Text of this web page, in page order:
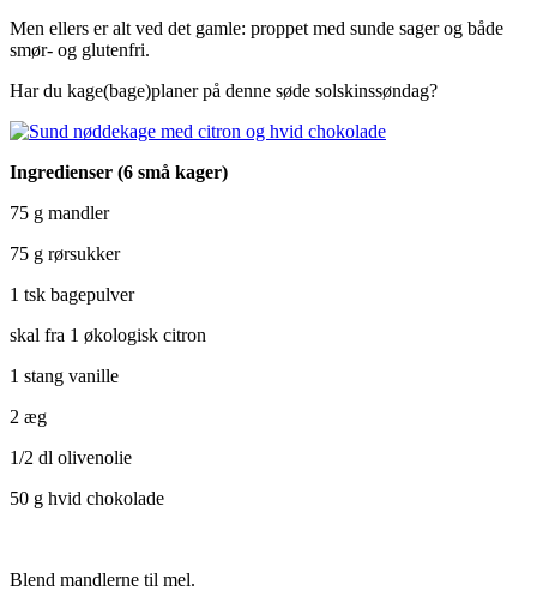
Men ellers er alt ved det gamle: proppet med sunde sager og både
smør- og glutenfri.
Har du kage(bage)planer på denne søde solskinssøndag?
Ingredienser (6 små kager)
75 g mandler
75 g rørsukker
1 tsk bagepulver
skal fra 1 økologisk citron
1 stang vanille
2 æg
1/2 dl olivenolie
50 g hvid chokolade
Blend mandlerne til mel.